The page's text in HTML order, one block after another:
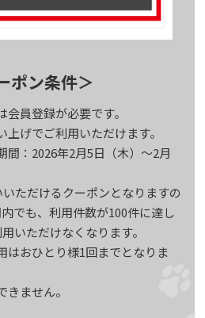
ポン条件＞
員登録が必要です。
げでご利用いただけます。
間：2026年2月5日（木）～2月
ただけるクーポンとなりますの
でも、利用件数が100件に達し
いただけなくなります。
はおひとり様1回までとなりま
きません。